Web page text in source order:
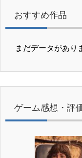
おすすめ作品
まだデータがあり
ゲーム感想・評